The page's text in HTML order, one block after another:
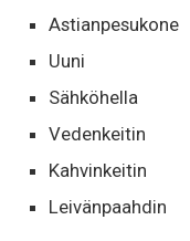
Astianpesukone
Uuni
Sähköhella
Vedenkeitin
Kahvinkeitin
Leivänpaahdin